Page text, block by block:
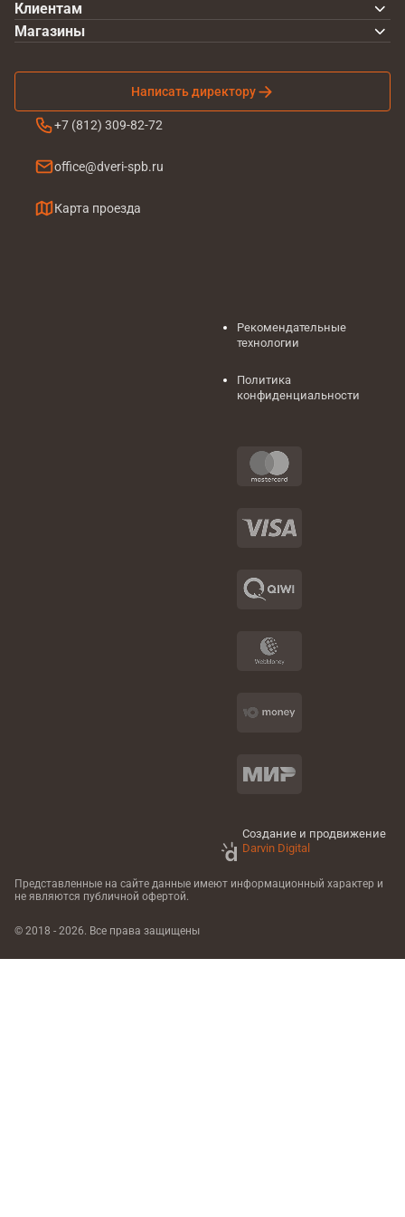
Клиентам
Написать директору
+7 (812) 309-82-72
office@dveri-spb.ru
Карта проезда
Магазины
Рекомендательные
технологии
Политика
конфиденциальности
Создание и продвижение
Darvin Digital
Представленные на сайте данные имеют информационный характер и
не являются публичной офертой.
© 2018 - 2026. Все права защищены